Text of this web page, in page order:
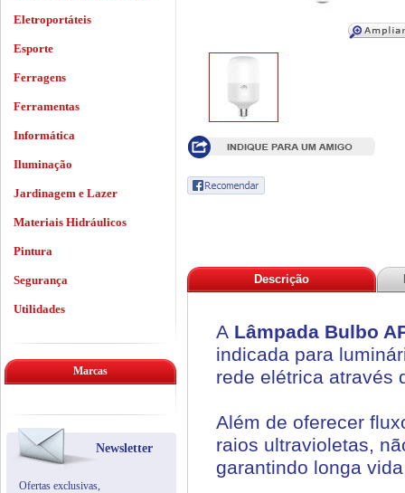
Descrição
A Lâmpada Bulbo
indicada para
rede elétrica através
Além de oferecer
raios ultravioletas,
garantindo longa
Eletroportáteis
Esporte
Ferragens
Ferramentas
Informática
Iluminação
Jardinagem e Lazer
Materiais Hidráulicos
Pintura
Segurança
Utilidades
Marcas
Newsletter
Ofertas exclusivas,